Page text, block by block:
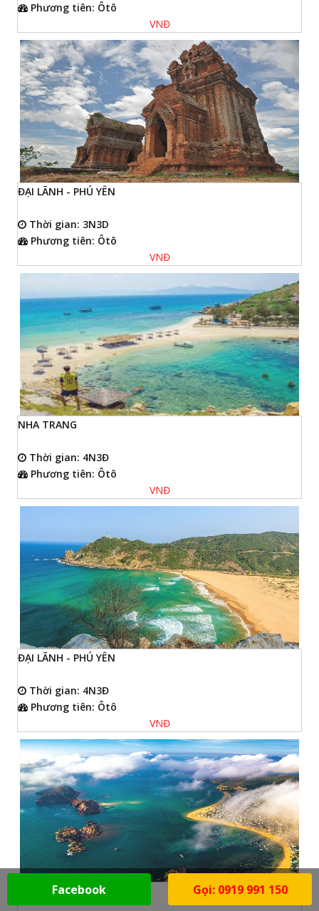
Phương tiên: Ôtô
VNĐ
ĐẠI LÃNH - PHÚ YÊN
Thời gian: 3N3D
Phương tiên: Ôtô
VNĐ
NHA TRANG
Thời gian: 4N3Đ
Phương tiên: Ôtô
VNĐ
ĐẠI LÃNH - PHÚ YÊN
Thời gian: 4N3Đ
Phương tiên: Ôtô
VNĐ
PHÚ YÊN - BÌNH ĐỊNH
Facebook Gọi: 0919 991 150